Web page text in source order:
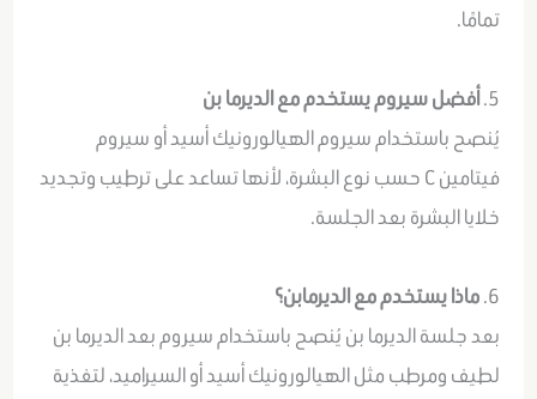
تمامًا.
5. أفضل سيروم يستخدم مع الديرما بن
يُنصح باستخدام سيروم الهيالورونيك أسيد أو سيروم
فيتامين C حسب نوع البشرة، لأنها تساعد على ترطيب وتجديد
خلايا البشرة بعد الجلسة.
6. ماذا يستخدم مع الديرمابن؟
بعد جلسة الديرما بن يُنصح باستخدام سيروم بعد الديرما بن
لطيف ومرطب مثل الهيالورونيك أسيد أو السيراميد، لتغذية